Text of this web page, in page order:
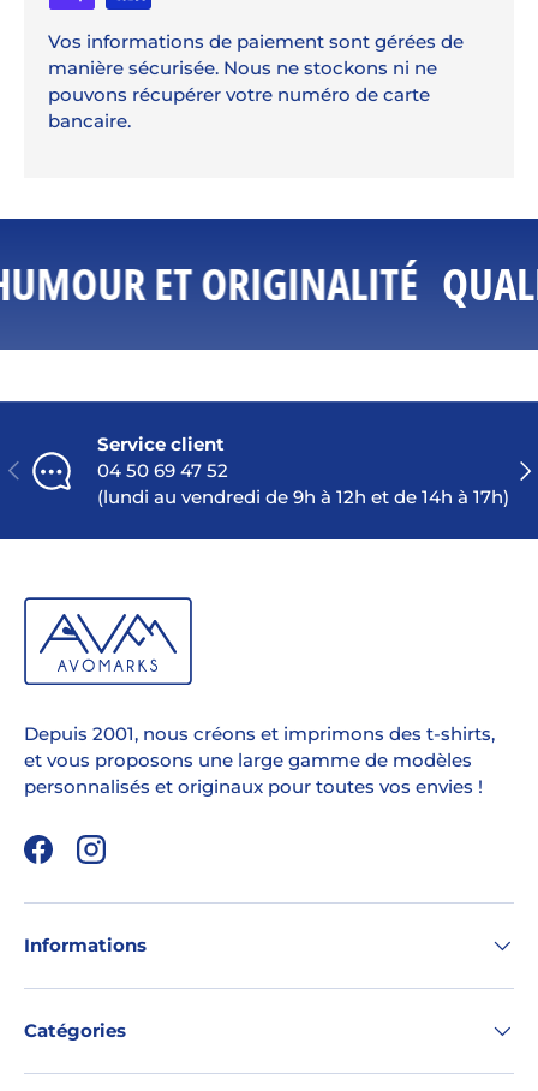
Vos informations de paiement sont gérées de
manière sécurisée. Nous ne stockons ni ne
pouvons récupérer votre numéro de carte
bancaire.
ET ORIGINALITÉ
PRÉCÉDENT
Service client
04 50 69 47 52
(lundi au vendredi de 9h à 12h et de 14h à 17h)
Depuis 2001, nous créons et imprimons des t-shirts,
et vous proposons une large gamme de modèles
personnalisés et originaux pour toutes vos envies !
FacebookInstagram
Informations
Catégories